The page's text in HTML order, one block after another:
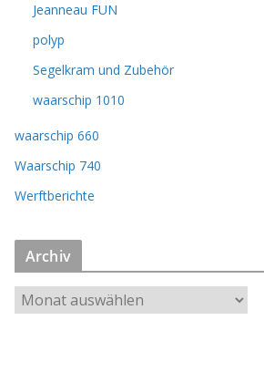
Jeanneau FUN
polyp
Segelkram und Zubehör
waarschip 1010
waarschip 660
Waarschip 740
Werftberichte
Archiv